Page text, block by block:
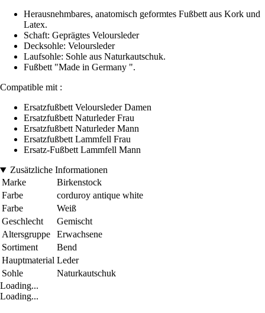
Herausnehmbares, anatomisch geformtes Fußbett aus Kork und
Latex.
Schaft: Geprägtes Veloursleder
Decksohle: Veloursleder
Laufsohle: Sohle aus Naturkautschuk.
Fußbett "Made in Germany ".
Compatible mit :
Ersatzfußbett Veloursleder Damen
Ersatzfußbett Naturleder Frau
Ersatzfußbett Naturleder Mann
Ersatzfußbett Lammfell Frau
Ersatz-Fußbett Lammfell Mann
Zusätzliche Informationen
Marke
Birkenstock
Farbe
corduroy antique white
Farbe
Weiß
Geschlecht
Gemischt
Altersgruppe
Erwachsene
Sortiment
Bend
Hauptmaterial Leder
Sohle
Naturkautschuk
Loading...
Loading...